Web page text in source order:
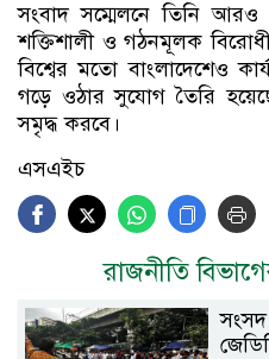
সংবাদ সম্মেলনে তিনি আরও
শক্তিশালী ও গঠনমূলক
বিশ্বের মতো বাংলাদেশেও
গড়ে ওঠার সুযোগ তৈরি
সমৃদ্ধ করবে।
এসএইচ
রাজনীতি
সংসদ